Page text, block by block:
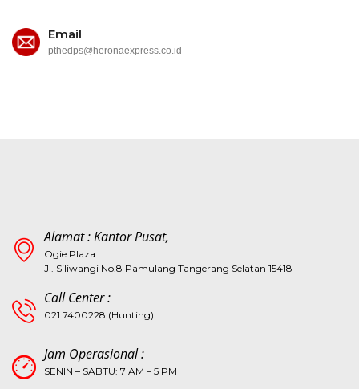
Email
pthedps@heronaexpress.co.id
Alamat : Kantor Pusat,
Ogie Plaza
Jl. Siliwangi No.8 Pamulang Tangerang Selatan 15418
Call Center :
021.7400228 (Hunting)
Jam Operasional :
SENIN – SABTU: 7 AM – 5 PM